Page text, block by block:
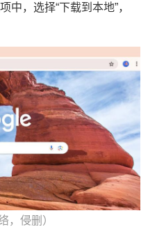
中，选择“下载到本地”，
，侵删）